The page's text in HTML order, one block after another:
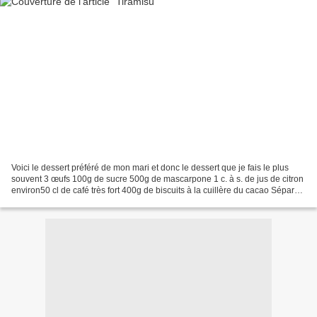
Voici le dessert préféré de mon mari et donc le dessert que je fais le plus
souvent 3 œufs 100g de sucre 500g de mascarpone 1 c. à s. de jus de citron
environ50 cl de café très fort 400g de biscuits à la cuillère du cacao Séparez